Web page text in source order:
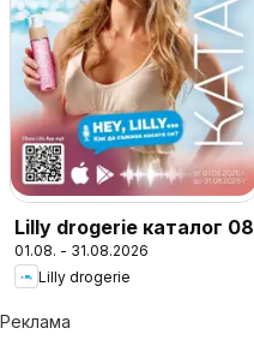
Lilly drogerie каталог 08
01.08. - 31.08.2026
Lilly drogerie
Реклама